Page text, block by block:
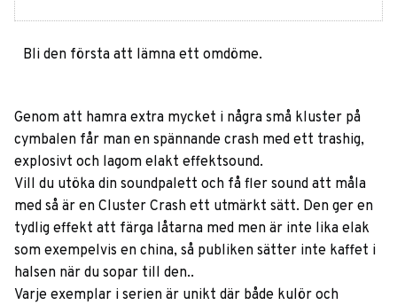
Bli den första att lämna ett omdöme.
Genom att hamra extra mycket i några små kluster på
cymbalen får man en spännande crash med ett trashig,
explosivt och lagom elakt effektsound.
Vill du utöka din soundpalett och få fler sound att måla
med så är en Cluster Crash ett utmärkt sätt. Den ger en
tydlig effekt att färga låtarna med men är inte lika elak
som exempelvis en china, så publiken sätter inte kaffet i
halsen när du sopar till den..
Varje exemplar i serien är unikt där både kulör och